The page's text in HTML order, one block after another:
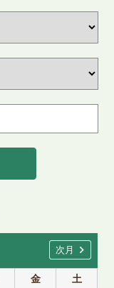
金
土
次月 chevron_right